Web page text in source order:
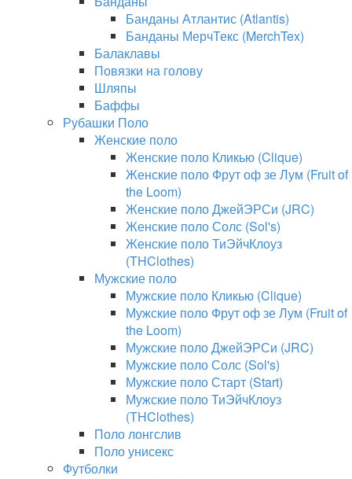
Банданы Атлантис (Atlantis)
Банданы МерчТекс (MerchTex)
Балаклавы
Повязки на голову
Шляпы
Баффы
Рубашки Поло
Женские поло
Женские поло Кликью (Clique)
Женские поло Фрут оф зе Лум (Fruit of
the Loom)
Женские поло ДжейЭРСи (JRC)
Женские поло Солс (Sol's)
Женские поло ТиЭйчКлоуз
(THClothes)
Мужские поло
Мужские поло Кликью (Clique)
Мужские поло Фрут оф зе Лум (Fruit of
the Loom)
Мужские поло ДжейЭРСи (JRC)
Мужские поло Солс (Sol's)
Мужские поло Старт (Start)
Мужские поло ТиЭйчКлоуз
(THClothes)
Поло лонгслив
Поло унисекс
Футболки